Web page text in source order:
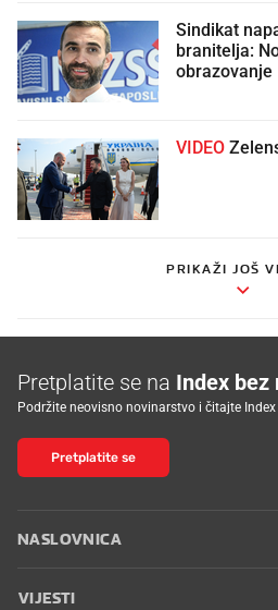
Sindikat
branitelja:
obrazovanje
VIDEO
PRIKAŽI JOŠ
Pretplatite se na Index bez
Podržite neovisno novinarstvo i čitajte Index
Pretplatite se
NASLOVNICA
VIJESTI